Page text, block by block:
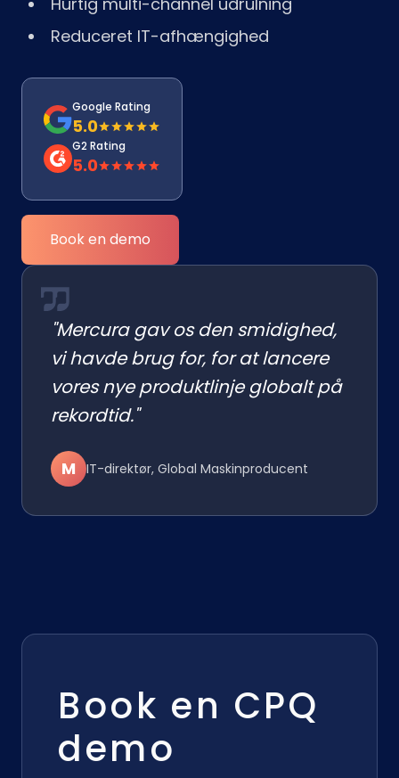
Reduceret IT-afhængighed
Google Rating
5.0
G2 Rating
5.0
Book en demo
"Mercura gav os den smidighed,
vi havde brug for, for at lancere
vores nye produktlinje globalt på
rekordtid."
M IT-direktør, Global Maskinproducent
Book en CPQ
demo